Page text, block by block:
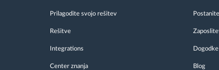
Prilagodite svojo rešitev
Rešitve
Integrations
Center znanja
Dogodke
Blog